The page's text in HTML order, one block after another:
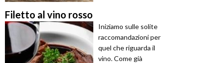
Filetto al vino rosso
Iniziamo sulle solite
raccomandazioni per
quel che riguarda il
vino. Come già